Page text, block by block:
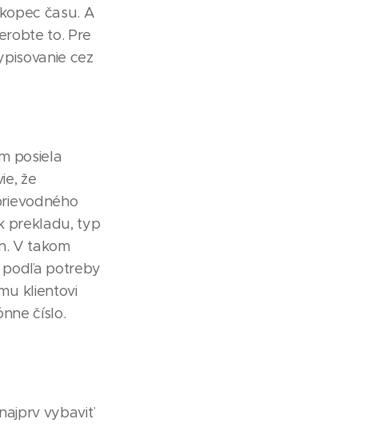
času. A
to. Pre
cez
posiela
že
prekladu, typ
V takom
podľa potreby
klientovi
číslo.
vybaviť